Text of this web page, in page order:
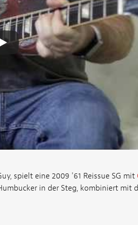
spielt eine 2009 '61 Reissue SG mit
in der Steg, kombiniert mit